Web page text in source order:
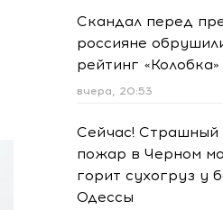
Скандал перед
россияне
рейтинг «Колобка»
вчера, 20:53
Сейчас! Страшный
пожар в Черном
горит сухогруз у
Одессы